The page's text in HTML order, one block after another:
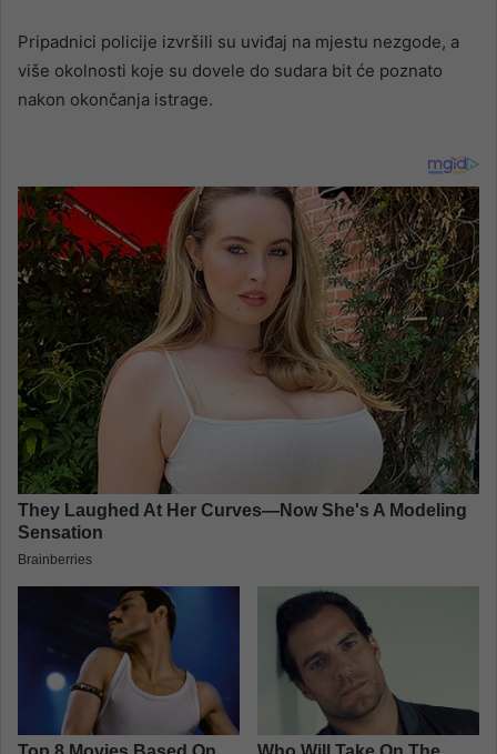
Pripadnici policije izvršili su uviđaj na mjestu nezgode, a
više okolnosti koje su dovele do sudara bit će poznato
nakon okončanja istrage.